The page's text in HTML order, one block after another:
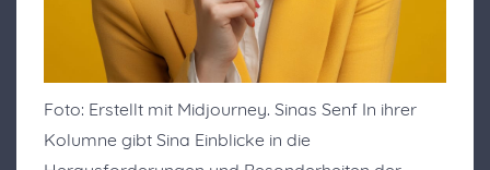
Foto: Erstellt mit Midjourney. Sinas Senf In ihrer
Kolumne gibt Sina Einblicke in die